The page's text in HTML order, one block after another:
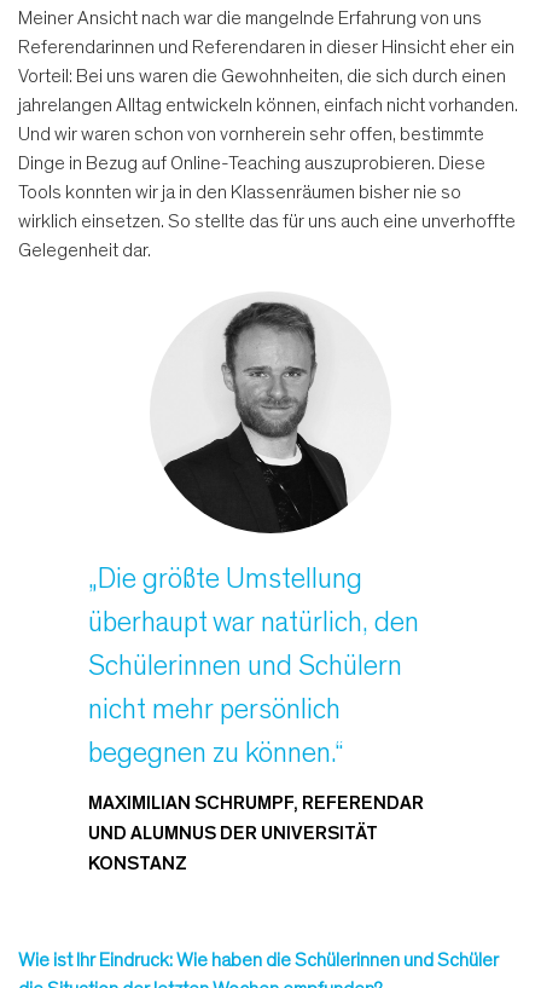
Meiner Ansicht nach war die mangelnde Erfahrung von uns
Referendarinnen und Referendaren in dieser Hinsicht eher ein
Vorteil: Bei uns waren die Gewohnheiten, die sich durch einen
jahrelangen Alltag entwickeln können, einfach nicht vorhanden.
Und wir waren schon von vornherein sehr offen, bestimmte
Dinge in Bezug auf Online-Teaching auszuprobieren. Diese
Tools konnten wir ja in den Klassenräumen bisher nie so
wirklich einsetzen. So stellte das für uns auch eine unverhoffte
Gelegenheit dar.
„Die größte Umstellung
überhaupt war natürlich, den
Schülerinnen und Schülern
nicht mehr persönlich
begegnen zu können.“
MAXIMILIAN SCHRUMPF, REFERENDAR
UND ALUMNUS DER UNIVERSITÄT
KONSTANZ
Wie ist Ihr Eindruck: Wie haben die Schülerinnen und Schüler